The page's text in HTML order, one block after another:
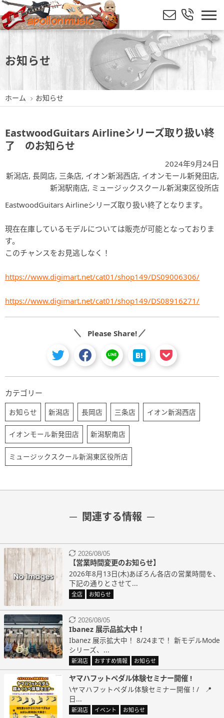
お知らせ
ホーム お知らせ
EastwoodGuitars Airlineシリーズ取り扱い終
了 のお知らせ
2024年9月24日
新潟店, 長岡店, 三条店, イオン新潟西店, イオンモール新発田店,
新潟駅南店, ミュージックスクール新潟東区役所店
EastwoodGuitars Airlineシリーズ取り扱い終了となります。
現在在庫しているモデルについては販売が可能となっておりま
す。
このチャンスをお見逃しなく！
https://www.digimart.net/cat01/shop149/DS09006306/
https://www.digimart.net/cat01/shop149/DS08916271/
Please Share!
カテゴリー
お知らせ 新潟店 長岡店 三条店 イオン新潟西店
イオンモール新発田店 新潟駅南店
ミュージックスクール新潟東区役所店
関連する情報
2026/08/05
【営業時間変更のお知らせ】
2026年8月13日(木)あぽろん各店の営業時間を、
下記の通りとさせて...
全店 お知らせ
2026/08/05
Ibanez 展示品拡大中！
Ibanez 展示拡大中！ 8/24まで！ 新モデルMode
シリーズ、...
新潟店 おすすめ情報 お知らせ
ヤマハフットペダル体験セミナー開催 !
\ヤマハフットペダル体験セミナー開催 ! / 📍
日...
新潟店 イベント お知らせ